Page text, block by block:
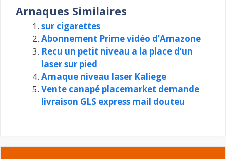
Arnaques Similaires
sur cigarettes
Abonnement Prime vidéo d’Amazone
Recu un petit niveau a la place d’un
laser sur pied
Arnaque niveau laser Kaliege
Vente canapé placemarket demande
livraison GLS express mail douteu